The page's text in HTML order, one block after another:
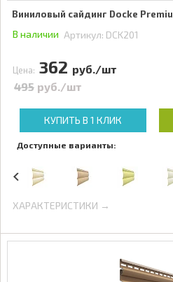
Виниловый сайдинг Docke
В наличии Артикул: DCK201
Цена: 362 руб./шт
495 руб./шт
КУПИТЬ В 1 КЛИК
Доступные варианты:
ХАРАКТЕРИСТИКИ →